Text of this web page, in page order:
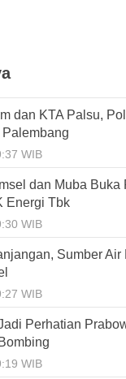
dan KTA Palsu,
WIB
dan Muba
Energi Tbk
WIB
Sumber
WIB
Perhatian
WIB